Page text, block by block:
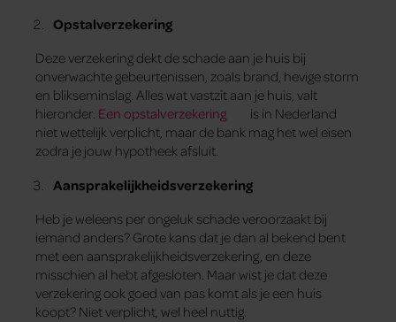
Opstalverzekering
Deze verzekering dekt de schade aan je huis bij
onverwachte gebeurtenissen, zoals brand, hevige storm
en blikseminslag. Alles wat vastzit aan je huis, valt
hieronder. Een opstalverzekering
is in Nederland
niet wettelijk verplicht, maar de bank mag het wel eisen
zodra je jouw hypotheek afsluit.
Aansprakelijkheidsverzekering
Heb je weleens per ongeluk schade veroorzaakt bij
iemand anders? Grote kans dat je dan al bekend bent
met een aansprakelijkheidsverzekering, en deze
misschien al hebt afgesloten. Maar wist je dat deze
verzekering ook goed van pas komt als je een huis
koopt? Niet verplicht, wel heel nuttig.